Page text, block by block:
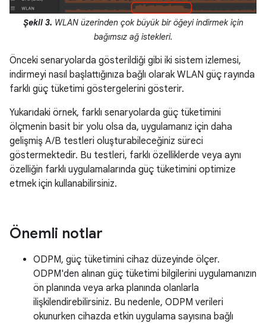
Şekil 3. WLAN üzerinden çok büyük bir öğeyi indirmek için
bağımsız ağ istekleri.
Önceki senaryolarda gösterildiği gibi iki sistem izlemesi,
indirmeyi nasıl başlattığınıza bağlı olarak WLAN güç rayında
farklı güç tüketimi göstergelerini gösterir.
Yukarıdaki örnek, farklı senaryolarda güç tüketimini
ölçmenin basit bir yolu olsa da, uygulamanız için daha
gelişmiş A/B testleri oluşturabileceğiniz süreci
göstermektedir. Bu testleri, farklı özelliklerde veya aynı
özelliğin farklı uygulamalarında güç tüketimini optimize
etmek için kullanabilirsiniz.
Önemli notlar
ODPM, güç tüketimini cihaz düzeyinde ölçer.
ODPM'den alınan güç tüketimi bilgilerini uygulamanızın
ön planında veya arka planında olanlarla
ilişkilendirebilirsiniz. Bu nedenle, ODPM verileri
okunurken cihazda etkin uygulama sayısına bağlı